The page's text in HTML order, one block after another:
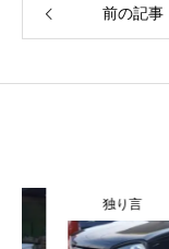
前の記事